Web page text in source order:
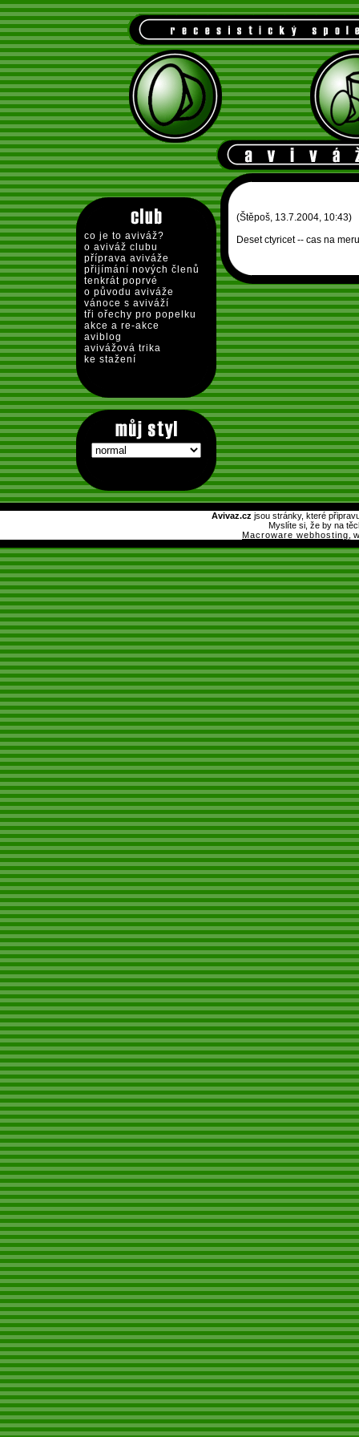
co je to aviváž?
o aviváž clubu
příprava aviváže
přijímání nových členů
tenkrát poprvé
o původu aviváže
vánoce s aviváží
tři ořechy pro popelku
akce a re-akce
aviblog
avivážová trika
ke stažení
(Štěpoš, 13.7.2004, 10:43)
Deset ctyricet -- cas na
Avivaz.cz jsou stránky, které
Myslíte si, že by na
Macroware webhosting ,